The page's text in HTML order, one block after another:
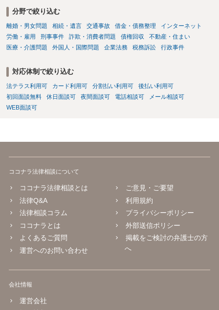
分野で絞り込む
離婚・男女問題 相続・遺言 交通事故 借金・債務整理
インターネット
労働・雇用
刑事事件 詐欺・消費者問題 債権回収
不動産・住まい
医療・介護問題
外国人・国際問題 企業法務 税務訴訟 行政事件
対応体制で絞り込む
法テラス利用可 カード利用可 分割払い利用可
後払い利用可
初回面談無料
休日面談可 夜間面談可 電話相談可
メール相談可
WEB面談可
ココナラ法律相談について
ココナラ法律相談とは
法律Q&A
法律相談コラム
ココナラとは
よくあるご質問
運営へのお問い合わせ
ご意見・ご要望
利用規約
プライバシーポリシー
外部送信ポリシー
掲載をご検討の弁護士の方
へ
会社情報
運営会社